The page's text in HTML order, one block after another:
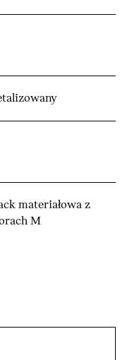
materiałowa z
M